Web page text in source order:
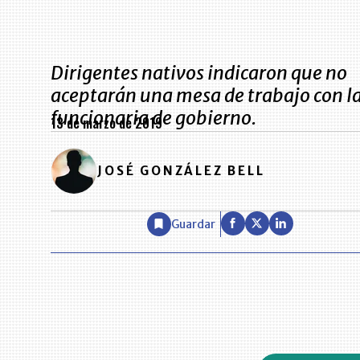
Dirigentes nativos indicaron que no
aceptarán una mesa de trabajo con
funcionaria de gobierno.
13 de marzo de 2019
JOSÉ GONZÁLEZ BELL
Guardar